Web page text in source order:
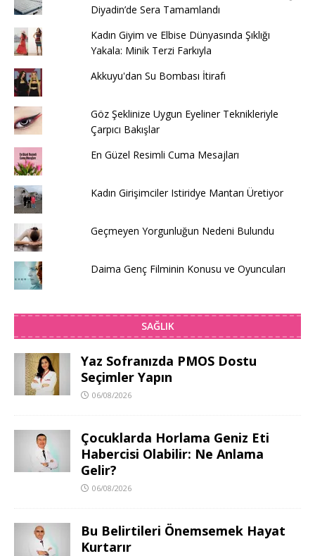
Diyadin’de Sera Tamamlandı
Kadın Giyim ve Elbise Dünyasında Şıklığı
Yakala: Minik Terzi Farkıyla
Akkuyu'dan Su Bombası İtirafı
Göz Şeklinize Uygun Eyeliner Teknikleriyle
Çarpıcı Bakışlar
En Güzel Resimli Cuma Mesajları
Kadın Girişimciler Istiridye Mantarı Üretiyor
Geçmeyen Yorgunluğun Nedeni Bulundu
Daima Genç Filminin Konusu ve Oyuncuları
SAĞLIK
Yaz Sofranızda PMOS Dostu
Seçimler Yapın
06/08/2026
Çocuklarda Horlama Geniz Eti
Habercisi Olabilir: Ne Anlama
Gelir?
06/08/2026
Bu Belirtileri Önemsemek Hayat
Kurtarır